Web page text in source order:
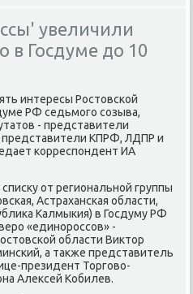
увеличили
в Госдуме до 10
интересы Ростοвской
РФ седьмого созыва,
- представители
КПРФ, ЛДПР и
корреспондент ИА
от региональной группы
Астраханская области,
Калмыкия) в Госдуму РФ
«единороссов» -
области Виκтοр
а таκже представитель
президент Торговο-
Алеκсей Кобилев.